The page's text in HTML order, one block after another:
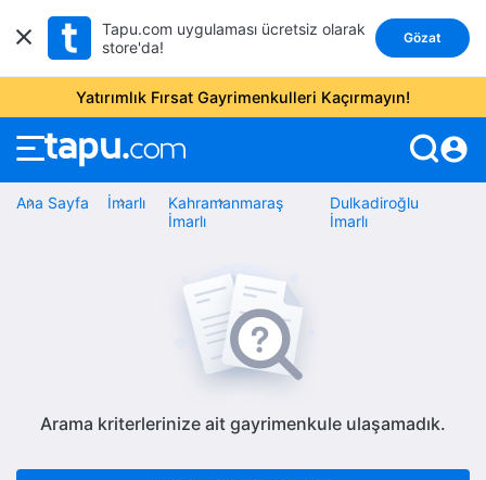
Tapu.com uygulaması ücretsiz olarak
store'da!
Gözat
Yatırımlık Fırsat Gayrimenkulleri Kaçırmayın!
account_circle
Ana Sayfa İmarlı
Kahramanmaraş
İmarlı
Dulkadiroğlu
İmarlı
Arama kriterlerinize ait gayrimenkule ulaşamadık.